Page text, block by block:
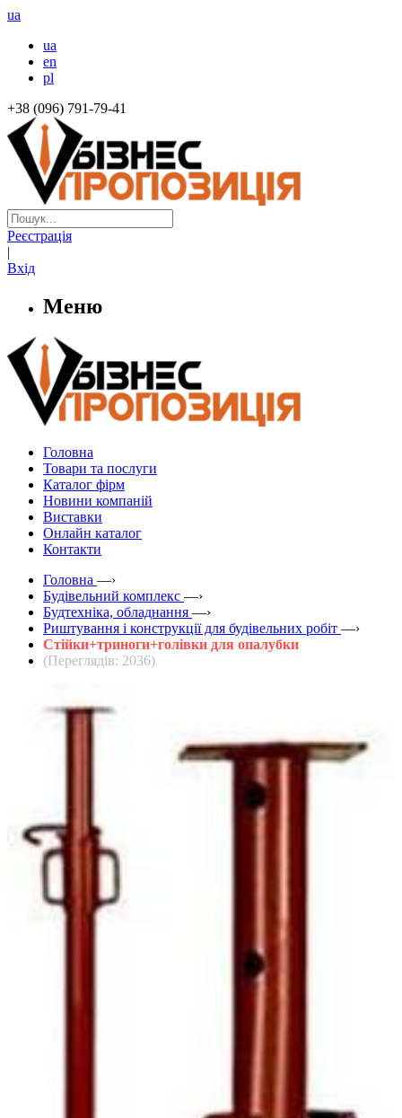
ua
ua
en
pl
+38 (096) 791-79-41
Реєстрація
|
Вхід
Меню
Головна
Товари та послуги
Каталог фірм
Новини компаній
Виставки
Онлайн каталог
Контакти
Головна —›
Будівельний комплекс —›
Будтехніка, обладнання —›
Риштування і конструкції для будівельних робіт —›
Стійки+триноги+голівки для опалубки
(Переглядів: 2036)